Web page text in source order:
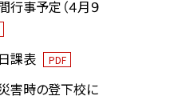
行事予定（４月９
課表 PDF
害時の登下校に